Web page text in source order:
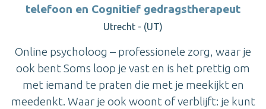
telefoon en Cognitief gedragstherapeut
Utrecht - (UT)
Online psycholoog – professionele zorg, waar je
ook bent Soms loop je vast en is het prettig om
met iemand te praten die met je meekijkt en
meedenkt. Waar je ook woont of verblijft: je kunt